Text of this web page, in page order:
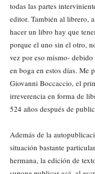
todas las partes
editor. También al librero,
hacer un libro hay que
porque el uno sin el otro,
vez por eso mismo-
en boga en estos días. Me
Giovanni Boccaccio, el
irreverencia en forma de
524 años después de
Además de la
situación bastante
hermana, la edición de